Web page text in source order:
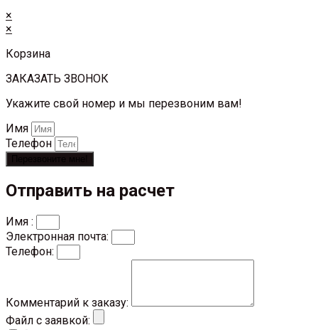
×
×
Корзина
ЗАКАЗАТЬ ЗВОНОК
Укажите свой номер и мы перезвоним вам!
Имя
Телефон
Перезвоните мне!
Отправить на расчет
Имя :
Электронная почта:
Телефон:
Комментарий к заказу:
Файл с заявкой: